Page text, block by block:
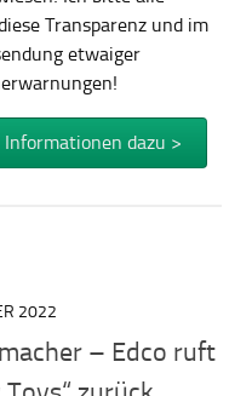
Transparenz und im
etwaiger
Informationen dazu >
2022
– Edco ruft